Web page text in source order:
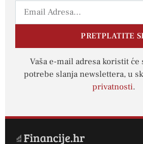
PRETPLATITE
Vaša e-mail adresa koristit će
potrebe slanja newslettera, u
privatnosti.